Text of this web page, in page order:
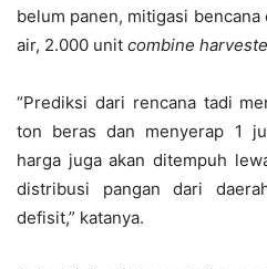
belum panen, mitigasi
air, 2.000 unit combine
“Prediksi dari rencana tadi
ton beras dan menyerap 1
harga juga akan ditempuh
distribusi pangan dari
defisit,” katanya.